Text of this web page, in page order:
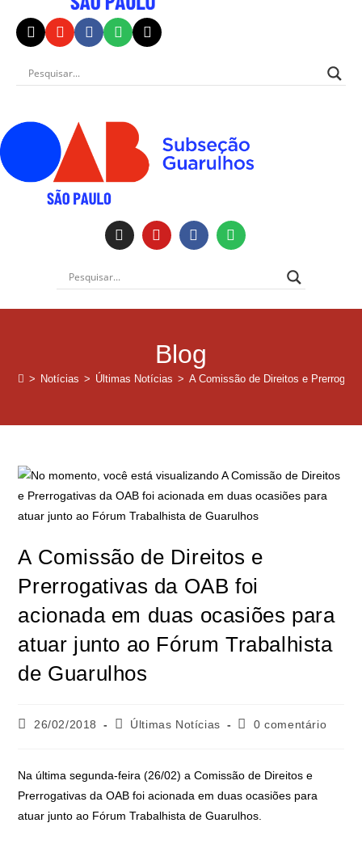
Blog
> Notícias > Últimas Notícias > A Comissão de Direitos e
A Comissão de Direitos e
Prerrogativas da OAB foi
acionada em duas ocasiões para
atuar junto ao Fórum Trabalhista
de Guarulhos
26/02/2018 Últimas Notícias 0 comentário
Na última segunda-feira (26/02) a Comissão de Direitos e
Prerrogativas da OAB foi acionada em duas ocasiões para
atuar junto ao Fórum Trabalhista de Guarulhos.